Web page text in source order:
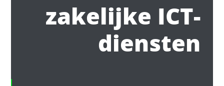
zakelijke ICT-
diensten